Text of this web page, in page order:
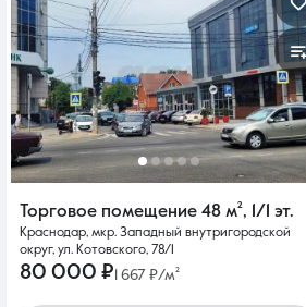
Торговое помещение 48 м², 1/1 эт.
Краснодар, мкр. Западный внутригородской
округ, ул. Котовского, 78/1
80 000 ₽ 1 667 ₽/м²